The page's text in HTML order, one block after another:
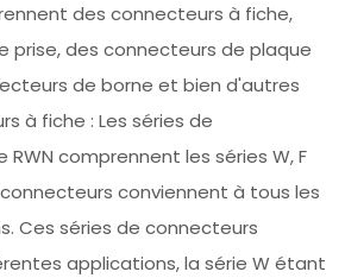
des connecteurs à fiche,
prise, des connecteurs de plaque
de borne et bien d'autres
à fiche : Les séries de
comprennent les séries W, F
conviennent à tous les
Ces séries de connecteurs
applications, la série W étant